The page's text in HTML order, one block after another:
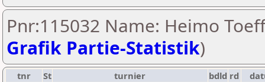
Pnr:115032 Name: Heimo
Grafik Partie-Statistik)
tnr St turnier bdld rd